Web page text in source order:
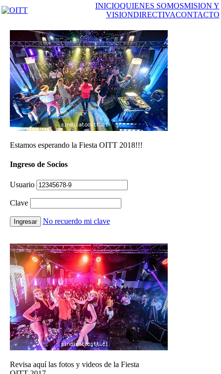
INICIOQUIENES SOMOSMISION Y
VISIONDIRECTIVACONTACTO
Estamos esperando la Fiesta OITT 2018!!!
Ingreso de Socios
Usuario
Clave
Ingresar No recuerdo mi clave
Revisa aquí las fotos y videos de la Fiesta